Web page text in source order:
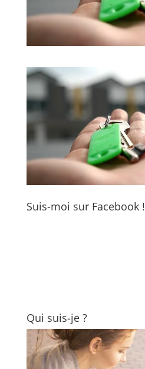
Suis-moi sur Facebook !
Qui suis-je ?